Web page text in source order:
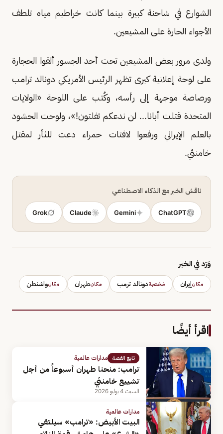
الشوارع في شاحنة كبيرة بينما كانت خراطيم مياه تلطف
الأجواء الحارة على المشيعين.
ولدى مرور بعض المشيعين تحت أحد الجسور ألقوا الحجارة
على لوحة إعلانية كبرى تظهر الرئيس الأمريكي دونالد ترامب
ورصاصة موجهة إلى رأسه، وكُتب على اللوحة «الولايات
المتحدة قتلت أبانا... لن ندعكم تفلتون!»، ولوحت الحشود
بالعلم الإيراني ورفعوا لافتات حمراء دعت للثأر لمقتل
خامنئي.
ناقش الخبر مع الذكاء الاصطناعي
ChatGPT
Gemini
Claude
Grok
وَرَد في الخبر
مكانإيران شخصيةدونالد ترمب مكانطهران مكانواشنطن
اقرأ أيضًا
تابع القصة مدارات عالمية
ترامب: منحنا طهران أسبوعاً من أجل
تشييع خامنئي
السبت 4 يوليو 2026
مدارات عالمية
البيت الأبيض: «ترامب» سيلتقي